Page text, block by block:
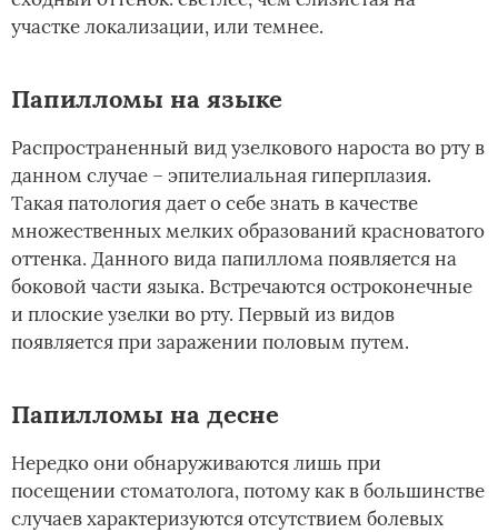
участке локализации, или темнее.
Папилломы на языке
Распространенный вид узелкового нароста во рту в
данном случае – эпителиальная гиперплазия.
Такая патология дает о себе знать в качестве
множественных мелких образований красноватого
оттенка. Данного вида папиллома появляется на
боковой части языка. Встречаются остроконечные
и плоские узелки во рту. Первый из видов
появляется при заражении половым путем.
Папилломы на десне
Нередко они обнаруживаются лишь при
посещении стоматолога, потому как в большинстве
случаев характеризуются отсутствием болевых